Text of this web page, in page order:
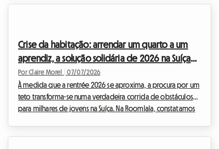
investidores procuram uma saída segura.Na Room...
Crise da habitação: arrendar um quarto a um
aprendiz, a solução solidária de 2026 na Suíça
francófona
Por Claire Morel 07/07/2026
À medida que a rentrée 2026 se aproxima, a procura por um
teto transforma-se numa verdadeira corrida de obstáculos
para milhares de jovens na Suíça. Na Roomlala, constatamos